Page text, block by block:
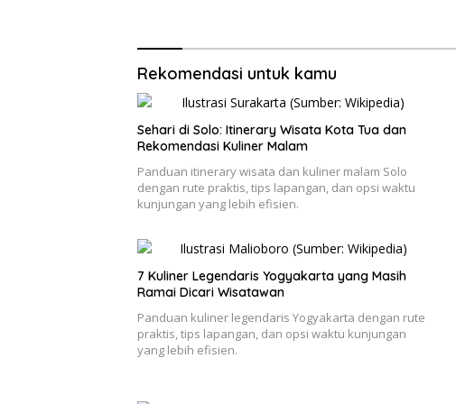
Rekomendasi untuk kamu
Sehari di Solo: Itinerary Wisata Kota Tua dan
Rekomendasi Kuliner Malam
Panduan itinerary wisata dan kuliner malam Solo
dengan rute praktis, tips lapangan, dan opsi waktu
kunjungan yang lebih efisien.
7 Kuliner Legendaris Yogyakarta yang Masih
Ramai Dicari Wisatawan
Panduan kuliner legendaris Yogyakarta dengan rute
praktis, tips lapangan, dan opsi waktu kunjungan
yang lebih efisien.